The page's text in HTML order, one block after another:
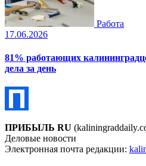
Работа
17.06.2026
81% работающих
дела за день
ПРИБЫЛЬ RU
Деловые новости
Электронная почта редакции: